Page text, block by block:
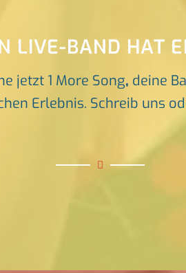
LIVE-BAND HAT
jetzt 1 More Song, deine
Erlebnis. Schreib uns